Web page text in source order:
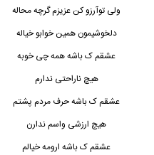
ولی توآرزو کن عزیزم گرچه محاله
دلخوشیمون همین خوابو خیاله
عشقم ک باشه همه چی خوبه
هیچ ناراحتی ندارم
عشقم ک باشه حرف مردم پشتم
هیچ ارزشی واسم ندارن
عشقم ک باشه ارومه خیالم